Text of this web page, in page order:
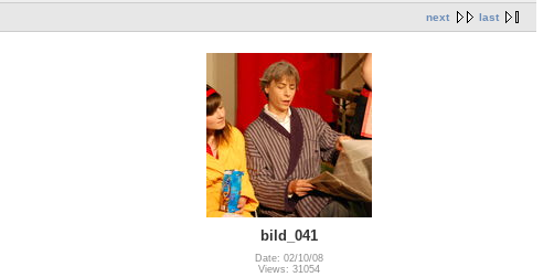
next last
bild_041
Date: 02/10/08
Views: 31054